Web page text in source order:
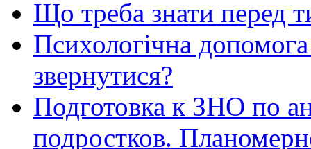
Що треба знати перед
Психологічна
звернутися?
Подготовка к ЗНО по
подростков.